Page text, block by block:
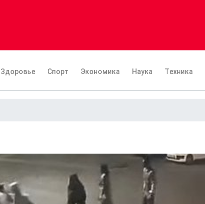
Здоровье Спорт Экономика Наука Техника